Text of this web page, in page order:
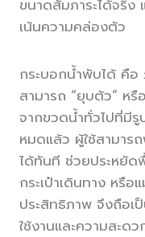
ขนาดสัมภาระได้จริง
เน้นความคล่องตัว
กระบอกน้ำพับได้ คือ
สามารถ “ยุบตัว” หรื
จากขวดน้ำทั่วไปที่มีรู
หมดแล้ว ผู้ใช้สามาร
ได้ทันที ช่วยประหยัด
กระเป๋าเดินทาง หรือ
ประสิทธิภาพ จึงถือเ
ใช้งานและความสะด